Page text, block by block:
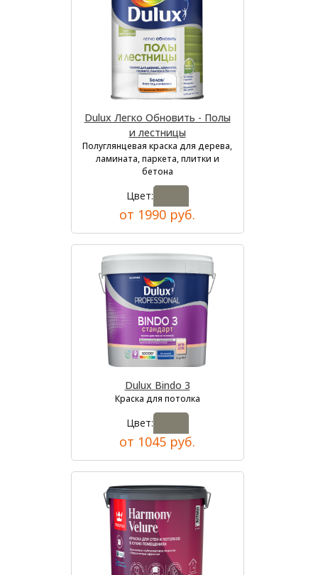
Dulux Легко Обновить - Полы
и лестницы
Полуглянцевая краска для дерева,
ламината, паркета, плитки и
бетона
Цвет:
от 1990 руб.
Dulux Bindo 3
Краска для потолка
Цвет:
от 1045 руб.